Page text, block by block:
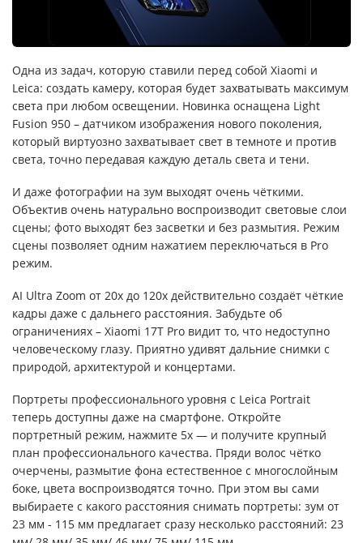
Одна из задач, которую ставили перед собой Xiaomi и
Leica: создать камеру, которая будет захватывать максимум
света при любом освещении. Новинка оснащена Light
Fusion 950 – датчиком изображения нового поколения,
который виртуозно захватывает свет в темноте и против
света, точно передавая каждую деталь света и тени.
И даже фотографии на зум выходят очень чёткими.
Объектив очень натурально воспроизводит световые слои
сцены; фото выходят без засветки и без размытия. Режим
сцены позволяет одним нажатием переключаться в Pro
режим.
AI Ultra Zoom от 20x до 120x действительно создаёт чёткие
кадры даже с дальнего расстояния. Забудьте об
ограничениях – Xiaomi 17T Pro видит то, что недоступно
человеческому глазу. Приятно удивят дальние снимки с
природой, архитектурой и концертами.
Портреты профессионального уровня с Leica Portrait
теперь доступны даже на смартфоне. Откройте
портретный режим, нажмите 5x — и получите крупный
план профессионального качества. Пряди волос чётко
очерчены, размытие фона естественное с многослойным
боке, цвета воспроизводятся точно. При этом вы сами
выбираете с какого расстояния снимать портреты: зум от
23 мм - 115 мм предлагает сразу несколько расстояний: 23